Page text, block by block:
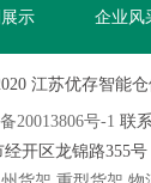
示 企业风
江苏优存智能
20013806号-1 联
开区龙锦路355